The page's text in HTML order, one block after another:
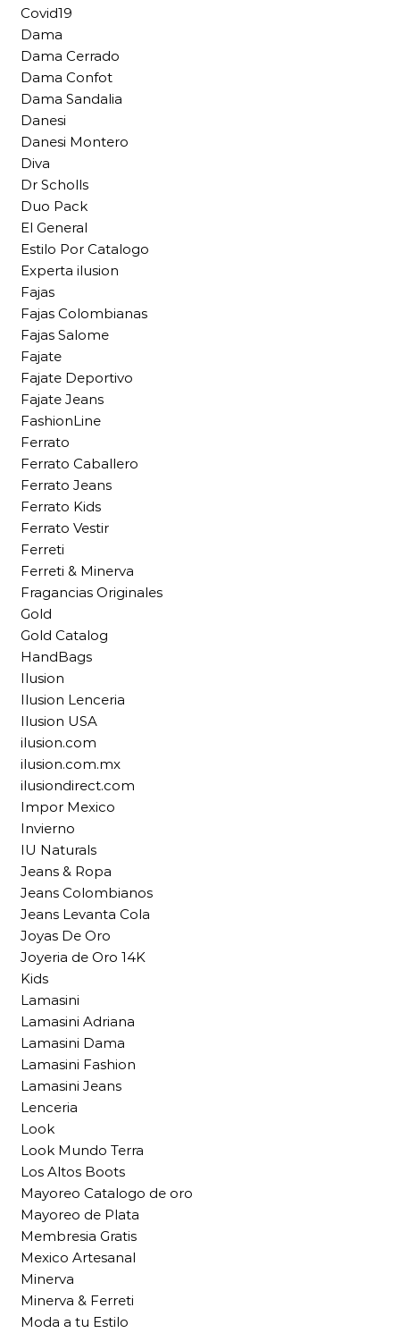
Covid19
Dama
Dama Cerrado
Dama Confot
Dama Sandalia
Danesi
Danesi Montero
Diva
Dr Scholls
Duo Pack
El General
Estilo Por Catalogo
Experta ilusion
Fajas
Fajas Colombianas
Fajas Salome
Fajate
Fajate Deportivo
Fajate Jeans
FashionLine
Ferrato
Ferrato Caballero
Ferrato Jeans
Ferrato Kids
Ferrato Vestir
Ferreti
Ferreti & Minerva
Fragancias Originales
Gold
Gold Catalog
HandBags
Ilusion
Ilusion Lenceria
Ilusion USA
ilusion.com
ilusion.com.mx
ilusiondirect.com
Impor Mexico
Invierno
IU Naturals
Jeans & Ropa
Jeans Colombianos
Jeans Levanta Cola
Joyas De Oro
Joyeria de Oro 14K
Kids
Lamasini
Lamasini Adriana
Lamasini Dama
Lamasini Fashion
Lamasini Jeans
Lenceria
Look
Look Mundo Terra
Los Altos Boots
Mayoreo Catalogo de oro
Mayoreo de Plata
Membresia Gratis
Mexico Artesanal
Minerva
Minerva & Ferreti
Moda a tu Estilo